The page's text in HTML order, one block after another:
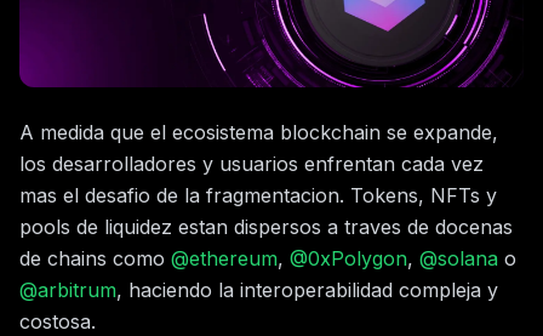
A medida que el ecosistema blockchain se expande,
los desarrolladores y usuarios enfrentan cada vez
mas el desafio de la fragmentacion. Tokens, NFTs y
pools de liquidez estan dispersos a traves de docenas
de chains como @ethereum, @0xPolygon, @solana o
@arbitrum, haciendo la interoperabilidad compleja y
costosa.